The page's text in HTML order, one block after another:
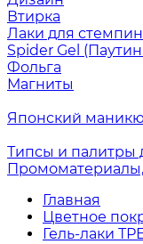
Втирка
Лаки для
Spider Gel
Фольга
Магниты
Японский
Типсы и палитры
Главная
Цветное
Гель-лаки